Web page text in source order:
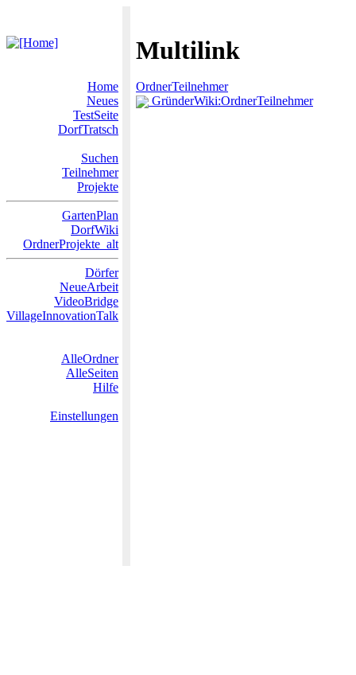
Multilink
Home
Neues
TestSeite
DorfTratsch
Suchen
Teilnehmer
Projekte
GartenPlan
DorfWiki
OrdnerProjekte_alt
Dörfer
NeueArbeit
VideoBridge
VillageInnovationTalk
AlleOrdner
AlleSeiten
Hilfe
Einstellungen
OrdnerTeilnehmer
GründerWiki:OrdnerTeilnehmer